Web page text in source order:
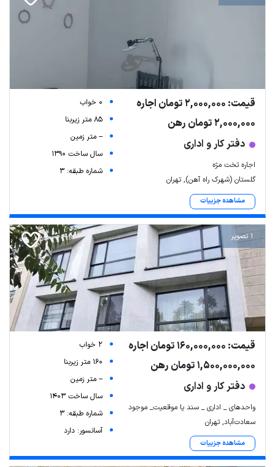
قیمت: 2,000,000 تومان اجاره
2,000,000 تومان رهن
دفتر کار و اداری
اجاره تخت مژه
گلستان (شهرک راه آهن), تهران
مشاهده جزییات
0 خواب
85 متر زیربنا
-- متر زمین
سال ساخت 1390
شماره طبقه: 3
1 تصویر
قیمت: 160,000,000 تومان اجاره
1,500,000,000 تومان رهن
دفتر کار و اداری
واحدهای _ اداری _ سند یا موقعیت_ موجود
سعادت‌آباد, تهران
مشاهده جزییات
2 خواب
160 متر زیربنا
-- متر زمین
سال ساخت 1403
شماره طبقه: 3
آسانسور: دارد